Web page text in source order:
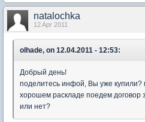
natalochka
12 Apr 2011
olhade, on 12.04.2011 - 12:53:
Добрый день!
поделитесь инфой, Вы уже
хорошем раскладе поедем договор
или нет?